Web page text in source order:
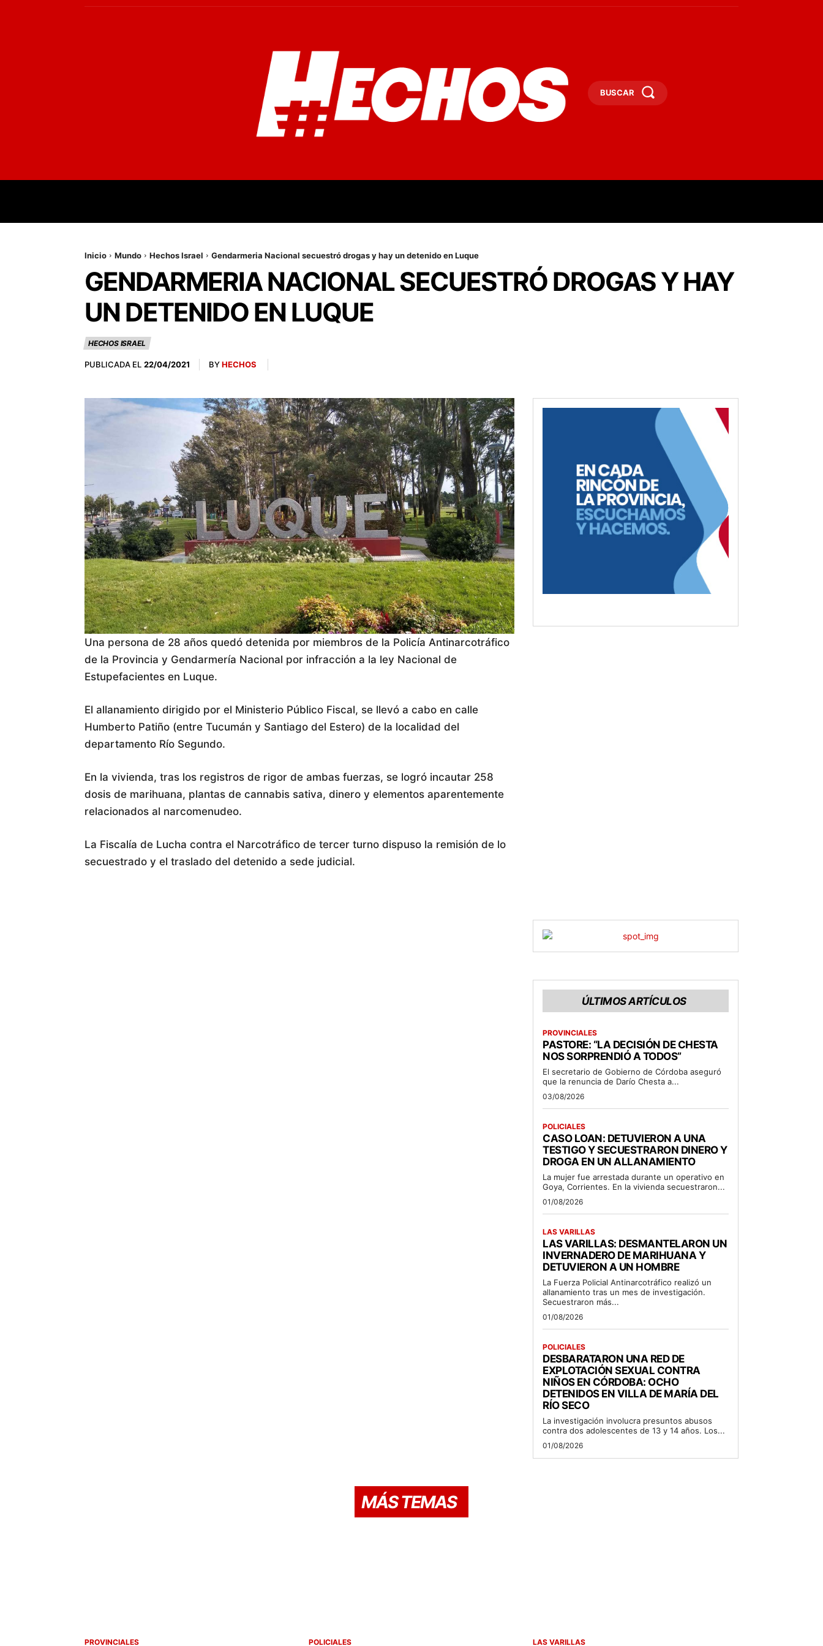
BUSCAR
Inicio Mundo Hechos Israel Gendarmeria Nacional secuestró drogas y hay un detenido en Luque
GENDARMERIA NACIONAL SECUESTRÓ DROGAS Y HAY
UN DETENIDO EN LUQUE
HECHOS ISRAEL
PUBLICADA EL 22/04/2021 BYHECHOS
Una persona de 28 años quedó detenida por miembros de la Policía Antinarcotráfico
de la Provincia y Gendarmería Nacional por infracción a la ley Nacional de
Estupefacientes en Luque.
El allanamiento dirigido por el Ministerio Público Fiscal, se llevó a cabo en calle
Humberto Patiño (entre Tucumán y Santiago del Estero) de la localidad del
departamento Río Segundo.
En la vivienda, tras los registros de rigor de ambas fuerzas, se logró incautar 258
dosis de marihuana, plantas de cannabis sativa, dinero y elementos aparentemente
relacionados al narcomenudeo.
La Fiscalía de Lucha contra el Narcotráfico de tercer turno dispuso la remisión de lo
secuestrado y el traslado del detenido a sede judicial.
ÚLTIMOS ARTÍCULOS
PROVINCIALES
PASTORE: “LA DECISIÓN DE CHESTA
NOS SORPRENDIÓ A TODOS”
El secretario de Gobierno de Córdoba aseguró
que la renuncia de Darío Chesta a...
03/08/2026
POLICIALES
CASO LOAN: DETUVIERON A UNA
TESTIGO Y SECUESTRARON DINERO Y
DROGA EN UN ALLANAMIENTO
La mujer fue arrestada durante un operativo en
Goya, Corrientes. En la vivienda secuestraron...
01/08/2026
LAS VARILLAS
LAS VARILLAS: DESMANTELARON UN
INVERNADERO DE MARIHUANA Y
DETUVIERON A UN HOMBRE
La Fuerza Policial Antinarcotráfico realizó un
allanamiento tras un mes de investigación.
Secuestraron más...
01/08/2026
POLICIALES
DESBARATARON UNA RED DE
EXPLOTACIÓN SEXUAL CONTRA
NIÑOS EN CÓRDOBA: OCHO
DETENIDOS EN VILLA DE MARÍA DEL
RÍO SECO
La investigación involucra presuntos abusos
contra dos adolescentes de 13 y 14 años. Los...
01/08/2026
MÁS TEMAS
PROVINCIALES POLICIALES LAS VARILLAS